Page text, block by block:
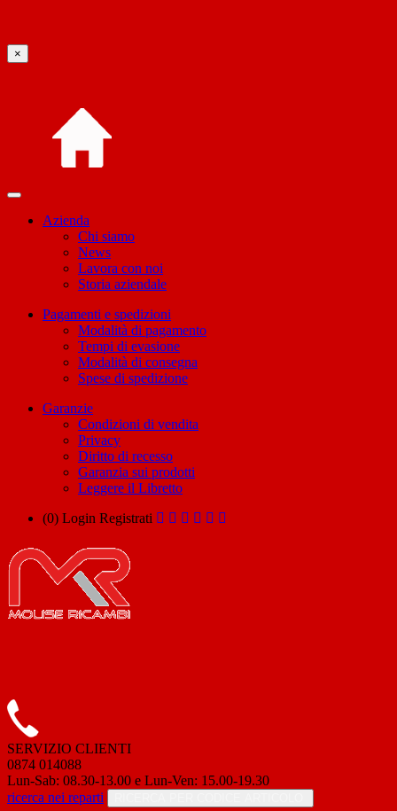
×
Azienda
Chi siamo
News
Lavora con noi
Storia aziendale
Pagamenti e spedizioni
Modalità di pagamento
Tempi di evasione
Modalità di consegna
Spese di spedizione
Garanzie
Condizioni di vendita
Privacy
Diritto di recesso
Garanzia sui prodotti
Leggere il Libretto
(0) Login Registrati
SERVIZIO CLIENTI
0874 014088
Lun-Sab: 08.30-13.00 e Lun-Ven: 15.00-19.30
ricerca nei reparti